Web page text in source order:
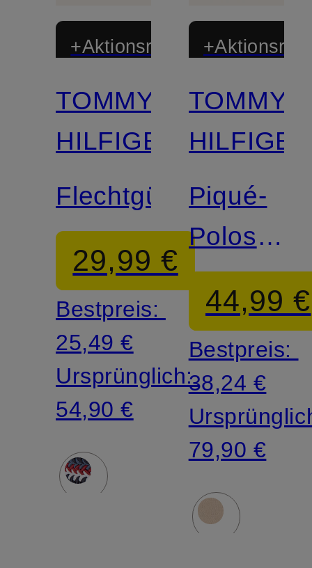
+Aktionsrabatt
TOMMY
HILFIGER
Flechtgürtel
29,99 €
Bestpreis:
25,49 €
Ursprünglich:
54,90 €
TOMMY
Piqué-
Poloshirt
Slim Fit
44,99 €
Bestpreis:
38,24 €
79,90 €